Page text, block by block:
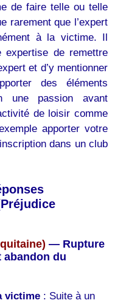
de faire telle ou telle
rarement que l’expert
à la victime. Il
expertise de remettre
et d’y mentionner
des éléments
une passion avant
de loisir comme
apporter votre
dans un club
— Rupture
abandon du
victime: Suite à un